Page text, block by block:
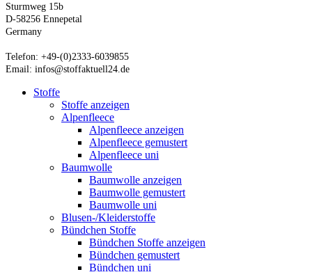
Sturmweg 15b
D-58256 Ennepetal
Germany
Telefon: +49-(0)2333-6039855
Email: infos@stoffaktuell24.de
Stoffe
Stoffe anzeigen
Alpenfleece
Alpenfleece anzeigen
Alpenfleece gemustert
Alpenfleece uni
Baumwolle
Baumwolle anzeigen
Baumwolle gemustert
Baumwolle uni
Blusen-/Kleiderstoffe
Bündchen Stoffe
Bündchen Stoffe anzeigen
Bündchen gemustert
Bündchen uni